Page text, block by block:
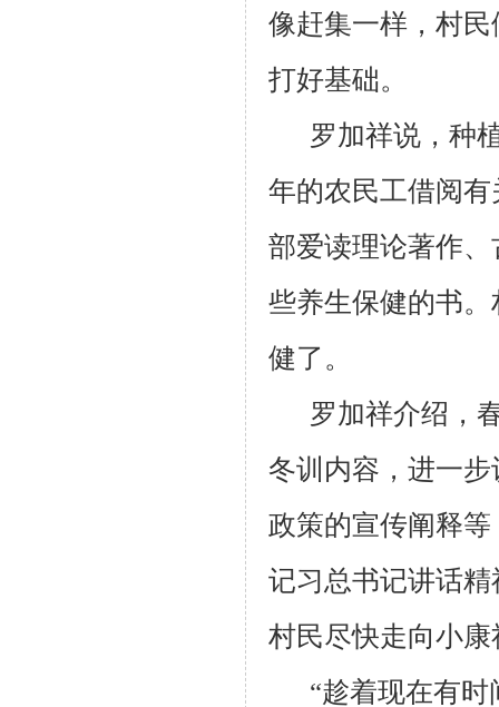
像赶集一样，村
打好基础。
罗加祥说，种
年的农民工借阅
部爱读理论著作
些养生保健的书
健了。
罗加祥介绍，
冬训内容，进一
政策的宣传阐释
记习总书记讲话
村民尽快走向小康
“趁着现在有